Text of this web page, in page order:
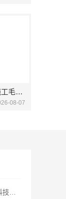
西安未央区省心家装施工毛坯房材料靠谱——居安天成（西安）建筑工程有限责任公司
08-07